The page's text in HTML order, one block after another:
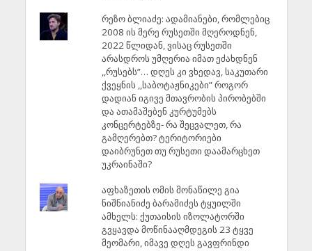
რეზო ბლიაძე: ადამიანები, რომლებიც
2008 ის მერე რუსეთში მღეროდნენ,
2022 წლიდან, ვისაც რუსეთში
არასდროს უმღერია იმათ ეძახდნენ
,,რუსებს”… დღეს კი ვხედავ, საკუთარი
ქვეყნის ,,საბოტაჟნიკები” როგორ
დადიან იგივე მთავრობის პირობებში
და ათამაშებენ კურტუმებს
კონცერტებზე- რა შეცვალეთ, რა
გამღერებთ? ტერიტორიები
დაიბრუნეთ თუ რუსეთი დაამარცხეთ
უკრაინაში?
აფხაზეთის ომის მონაწილე გია
ნიშნიანიძე ბარამიძეს ტყუილში
ამხელს: ქუთაისის იზოლატორში
გვყავდა მოწინააღმდეგის 23 ტყვე
მეომარი, იმავე დღეს გავფრინდი